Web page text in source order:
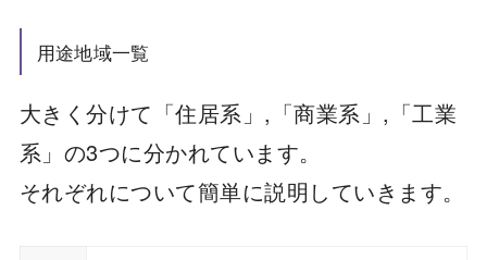
用途地域一覧
大きく分けて「住居系」,「商業系」,「工業
系」の3つに分かれています。
それぞれについて簡単に説明していきます。